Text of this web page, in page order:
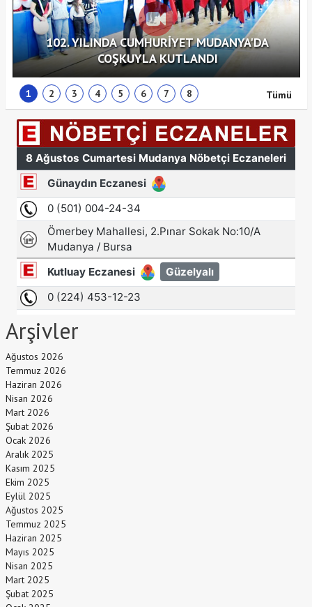
Tümü
102. YILINDA CUMHURİYET MUDANYA'DA
COŞKUYLA KUTLANDI
1 2 3 4 5 6 7 8
Arşivler
Ağustos 2026
Temmuz 2026
Haziran 2026
Nisan 2026
Mart 2026
Şubat 2026
Ocak 2026
Aralık 2025
Kasım 2025
Ekim 2025
Eylül 2025
Ağustos 2025
Temmuz 2025
Haziran 2025
Mayıs 2025
Nisan 2025
Mart 2025
Şubat 2025